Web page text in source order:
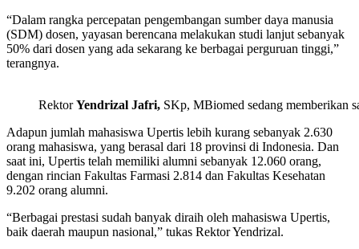
“Dalam rangka percepatan pengembangan sumber daya manusia
(SDM) dosen, yayasan berencana melakukan studi lanjut sebanyak
50% dari dosen yang ada sekarang ke berbagai perguruan tinggi,”
terangnya.
RektorYendrizal Jafri, SKp, MBiomed sedang memberikan
Adapun jumlah mahasiswa Upertis lebih kurang sebanyak 2.630
orang mahasiswa, yang berasal dari 18 provinsi di Indonesia. Dan
saat ini, Upertis telah memiliki alumni sebanyak 12.060 orang,
dengan rincian Fakultas Farmasi 2.814 dan Fakultas Kesehatan
9.202 orang alumni.
“Berbagai prestasi sudah banyak diraih oleh mahasiswa Upertis,
baik daerah maupun nasional,” tukas Rektor Yendrizal.